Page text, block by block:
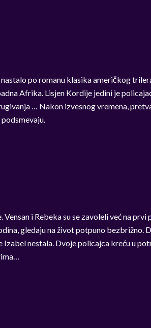
po romanu klasika američkog
Afrika. Lisjen Kordije jedini je
… Nakon izvesnog vremena,
i Rebeka su se zavoleli već na prvi
gledaju na život potpuno bezbrižno.
Izabel nestala. Dvoje policajca kreću u